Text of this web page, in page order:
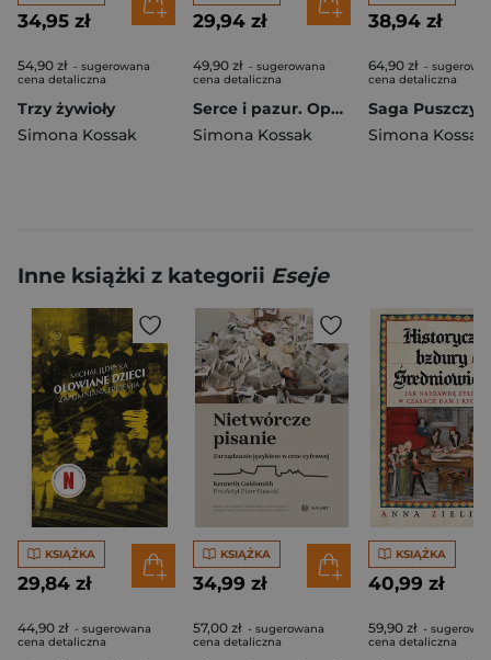
34,95 zł
54,90 zł - sugerowana
cena detaliczna
Trzy żywioły
Simona Kossak
29,94 zł
49,90 zł - sugerowana
cena detaliczna
Serce i pazur. Opowieści o uczuciach zwierząt wyd. 2
Simona Kossak
38,94 zł
64,90 zł -
cena detaliczna
Simona Kossak
Inne książki z kategorii Eseje
KSIĄŻKA
29,84 zł
44,90 zł - sugerowana
cena detaliczna
KSIĄŻKA
34,99 zł
57,00 zł - sugerowana
cena detaliczna
KSIĄŻKA
40,99 zł
59,90 zł -
cena detaliczna